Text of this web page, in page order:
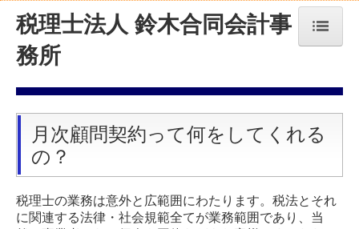
お知らせ
交通案内
税理士法人 鈴木合同会計事
務所
月次顧問契約って何をしてくれる
の？
税理士の業務は意外と広範囲にわたります。税法とそれ
に関連する法律・社会規範全てが業務範囲であり、当